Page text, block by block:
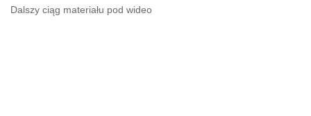
Dalszy ciąg materiału pod wideo